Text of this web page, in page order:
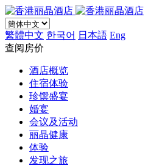
繁體中文 한국어 日本語 Eng
查阅房价
酒店概览
住宿体验
珍馔盛宴
婚宴
会议及活动
丽晶健康
体验
发现之旅